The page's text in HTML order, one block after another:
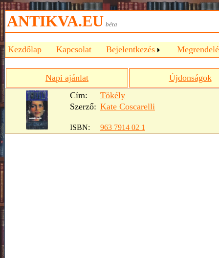
ANTIKVA.EU béta
Kezdőlap Kapcsolat Bejelentkezés
Napi ajánlat
Újdonságok
Cím:
Tökély
Szerző: Kate Coscarelli
ISBN: 963 7914 02 1